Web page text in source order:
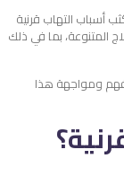
التهاب قرنية
المتنوعة، بما في ذلك
فهم ومواجهة هذا